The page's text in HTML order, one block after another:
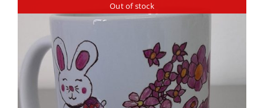
Out of stock